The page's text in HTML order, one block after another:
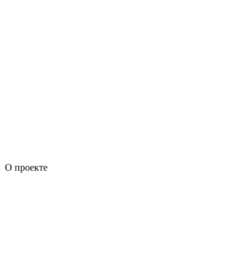
О проекте